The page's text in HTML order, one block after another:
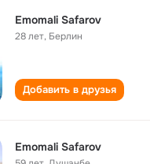
Emomali Safarov
28 лет, Берлин
Добавить в друзья
Emomali Safarov